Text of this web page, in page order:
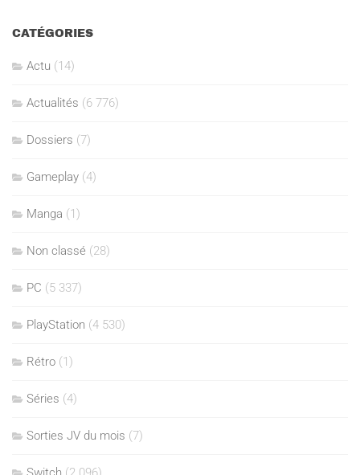
CATÉGORIES
Actu (14)
Actualités (6 776)
Dossiers (7)
Gameplay (4)
Manga (1)
Non classé (28)
PC (5 337)
PlayStation (4 530)
Rétro (1)
Séries (4)
Sorties JV du mois (7)